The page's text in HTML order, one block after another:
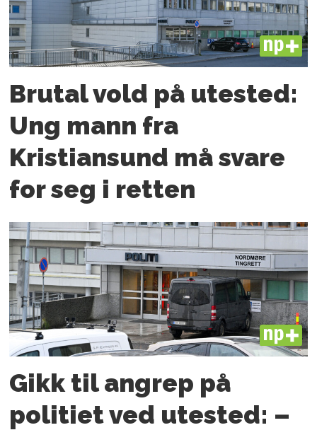
PLUS
Brutal vold på utested:
Ung mann fra
Kristiansund må svare
for seg i retten
PLUS
Gikk til angrep på
politiet ved utested: –